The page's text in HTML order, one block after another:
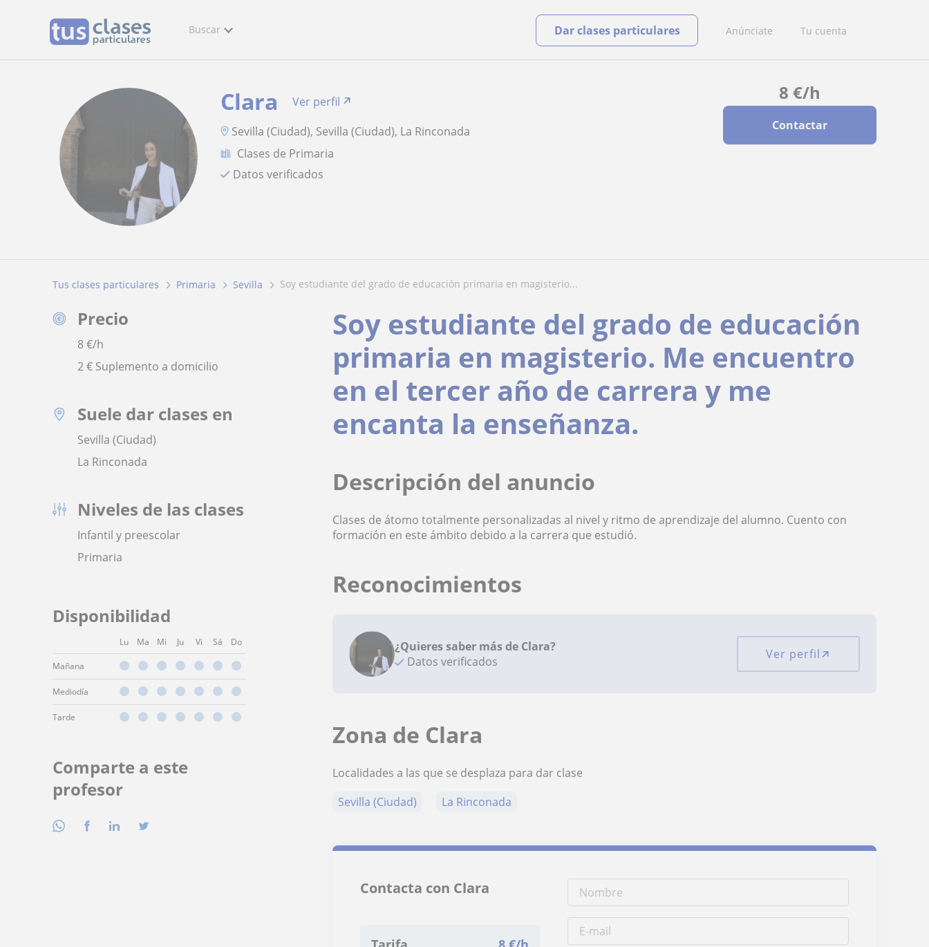
Buscar Anúnciate Tu cuenta
Dar clases particulares
8 €/h
Contactar
Clara
Ver perfil
Sevilla (Ciudad), Sevilla (Ciudad), La Rinconada
Clases de Primaria
Datos verificados
Tus clases particulares Primaria Sevilla soy estudiante del grado de educación primaria en magisterio...
Precio
8€/h
2 € Suplemento a domicilio
Suele dar clases en
Sevilla (Ciudad)
La Rinconada
Niveles de las clases
Infantil y preescolar
Primaria
Disponibilidad
Lu Ma Mi Ju Vi Sá Do
Mañana
Mediodía
Tarde
Comparte a este
profesor
Soy estudiante del grado de educación
primaria en magisterio. Me encuentro
en el tercer año de carrera y me
encanta la enseñanza.
Descripción del anuncio
Clases de átomo totalmente personalizadas al nivel y ritmo de aprendizaje del alumno. Cuento con
formación en este ámbito debido a la carrera que estudió.
Reconocimientos
¿Quieres saber más de Clara?
Datos verificados
Ver perfil
Zona de Clara
Localidades a las que se desplaza para dar clase
Sevilla (Ciudad)
La Rinconada
Contacta con Clara